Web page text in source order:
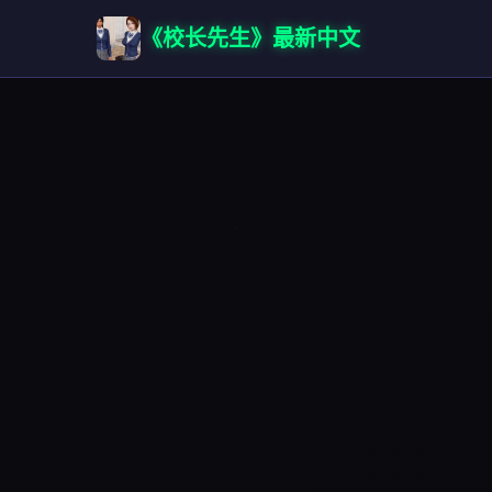
《校长先生》最新中文